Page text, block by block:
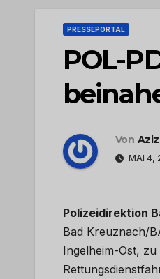
PRESSEPORTAL
POL-
Von Aziz
MAI 4,
Polizeidirektion
Bad Kreuznach/
Ingelheim-Ost,